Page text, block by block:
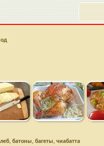
батоны, багеты, чиабатта